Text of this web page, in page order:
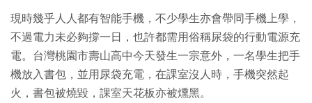
現時幾乎人人都有智能手機，不少學生亦會帶同手機上學，
不過電力未必夠撐一日，也許都需用俗稱尿袋的行動電源充
電。台灣桃園市壽山高中今天發生一宗意外，一名學生把手
機放入書包，並用尿袋充電，在課室沒人時，手機突然起
火，書包被燒毀，課室天花板亦被燻黑。